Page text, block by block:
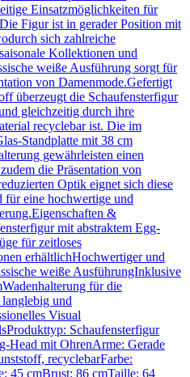
Einsatzmöglichkeiten für
Figur ist in gerader Position mit
sich zahlreiche
Kollektionen und
weiße Ausführung sorgt für
von Damenmode.Gefertigt
überzeugt die Schaufensterfigur
gleichzeitig durch ihre
recyclebar ist. Die im
Standplatte mit 38 cm
gewährleisten einen
die Präsentation von
Optik eignet sich diese
für eine hochwertige und
&
mit abstraktem Egg-
für zeitloses
erhältlichHochwertiger und
weiße AusführungInklusive
für die
und
Visual
Schaufensterfigur
Head mit OhrenArme: Gerade
recyclebarFarbe:
45 cmBrust: 86 cmTaille: 64